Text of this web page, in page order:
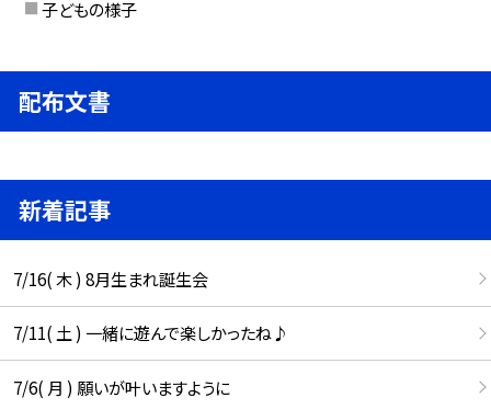
子どもの様子
配布文書
新着記事
7/16( 木 ) 8月生まれ誕生会
7/11( 土 ) 一緒に遊んで楽しかったね♪
7/6( 月 ) 願いが叶いますように